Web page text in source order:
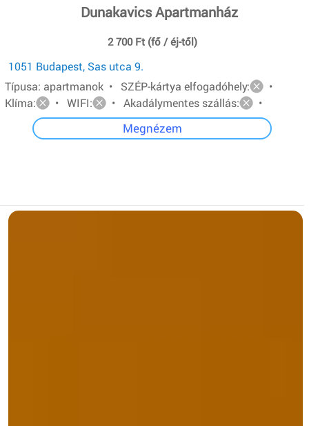
Dunakavics Apartmanház
2 700 Ft (fő / éj-től)
1051 Budapest, Sas utca 9.
Típusa: apartmanok • SZÉP-kártya elfogadóhely:
•
Klíma:
• WIFI: • Akadálymentes szállás: •
Megnézem